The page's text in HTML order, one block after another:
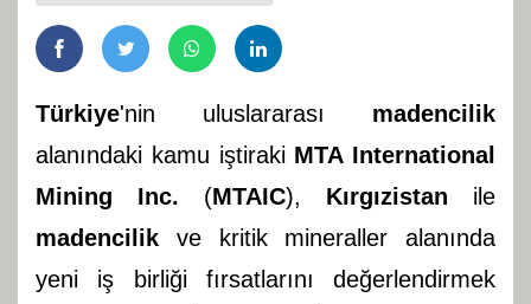
Türkiye'nin uluslararası madencilik
alanındaki kamu iştiraki MTA International
Mining Inc. (MTAIC), Kırgızistan ile
madencilik ve kritik mineraller alanında
yeni iş birliği fırsatlarını değerlendirmek